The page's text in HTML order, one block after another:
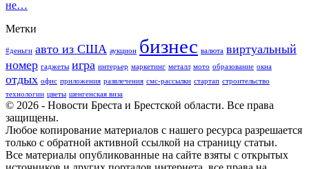
не…
Метки
#деньги авто из США аукцион бизнес валюта виртуальный
номер гаджеты игра интерьер маркетинг металл мото образование окна
отдых офис приложения развлечения смс-рассылки стартап строительство
технологии цветы шенгенская виза
© 2026 - Новости Бреста и Брестской области. Все права
защищены.
Любое копирование материалов с нашего ресурса разрешается
только с обратной активной ссылкой на страницу статьи.
Все материалы опубликованные на сайте взяты с открытых